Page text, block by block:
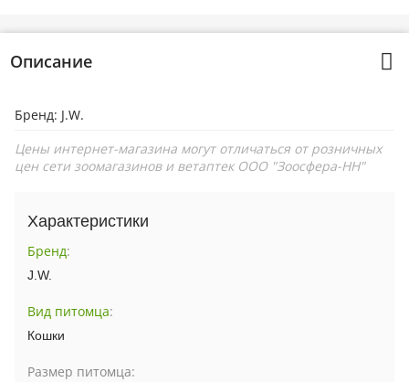
Описание
Бренд: J.W.
Цены интернет-магазина могут отличаться от розничных
цен сети зоомагазинов и ветаптек ООО "Зоосфера-НН"
Характеристики
Бренд:
J.W.
Вид питомца:
Кошки
Размер питомца: